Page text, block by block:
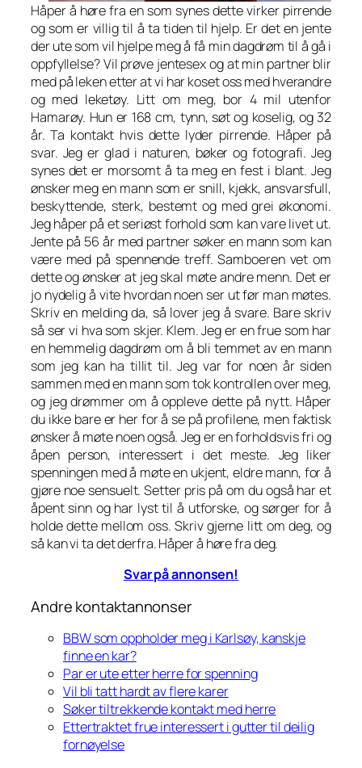
Håper å høre fra en som synes dette virker pirrende
og som er villig til å ta tiden til hjelp. Er det en jente
der ute som vil hjelpe meg å få min dagdrøm til å gå i
oppfyllelse? Vil prøve jentesex og at min partner blir
med på leken etter at vi har koset oss med hverandre
og med leketøy. Litt om meg, bor 4 mil utenfor
Hamarøy. Hun er 168 cm, tynn, søt og koselig, og 32
år. Ta kontakt hvis dette lyder pirrende. Håper på
svar. Jeg er glad i naturen, bøker og fotografi. Jeg
synes det er morsomt å ta meg en fest i blant. Jeg
ønsker meg en mann som er snill, kjekk, ansvarsfull,
beskyttende, sterk, bestemt og med grei økonomi.
Jeg håper på et seriøst forhold som kan vare livet ut.
Jente på 56 år med partner søker en mann som kan
være med på spennende treff. Samboeren vet om
dette og ønsker at jeg skal møte andre menn. Det er
jo nydelig å vite hvordan noen ser ut før man møtes.
Skriv en melding da, så lover jeg å svare. Bare skriv
så ser vi hva som skjer. Klem. Jeg er en frue som har
en hemmelig dagdrøm om å bli temmet av en mann
som jeg kan ha tillit til. Jeg var for noen år siden
sammen med en mann som tok kontrollen over meg,
og jeg drømmer om å oppleve dette på nytt. Håper
du ikke bare er her for å se på profilene, men faktisk
ønsker å møte noen også. Jeg er en forholdsvis fri og
åpen person, interessert i det meste. Jeg liker
spenningen med å møte en ukjent, eldre mann, for å
gjøre noe sensuelt. Setter pris på om du også har et
åpent sinn og har lyst til å utforske, og sørger for å
holde dette mellom oss. Skriv gjerne litt om deg, og
så kan vi ta det derfra. Håper å høre fra deg.
Svar på annonsen!
Andre kontaktannonser
BBW som oppholder meg i Karlsøy, kanskje
finne en kar?
Par er ute etter herre for spenning
Vil bli tatt hardt av flere karer
Søker tiltrekkende kontakt med herre
Ettertraktet frue interessert i gutter til deilig
fornøyelse